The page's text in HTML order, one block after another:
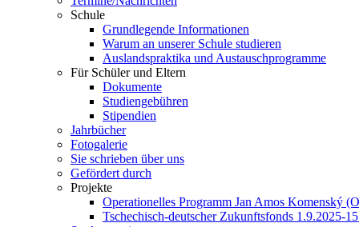
Schule
Grundlegende Informationen
Warum an unserer Schule studieren
Auslandspraktika und Austauschprogramme
Für Schüler und Eltern
Dokumente
Studiengebühren
Stipendien
Jahrbücher
Fotogalerie
Sie schrieben über uns
Gefördert durch
Projekte
Operationelles Programm Jan Amos Komenský
Tschechisch-deutscher Zukunftsfonds 1.9.2025-